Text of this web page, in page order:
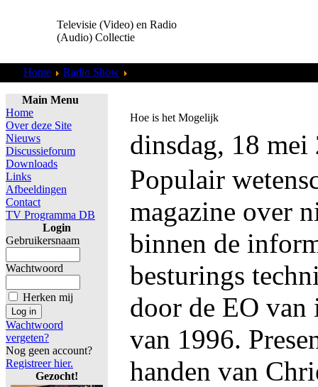
Televisie (Video) en Radio
(Audio) Collectie
Home Radio Show
Main Menu
Home
Over deze Site
Nieuws
Discussieforum
Downloads
Links
Afbeeldingen
Contact
TV Programma DB
Login
Gebruikersnaam
Wachtwoord
Herken mij
Wachtwoord
vergeten?
Nog geen account?
Registreer hier.
Gezocht!
Hoe is het Mogelijk
dinsdag, 18 mei
Populair
magazine over
binnen de
besturings
door de EO van
van 1996.
handen van